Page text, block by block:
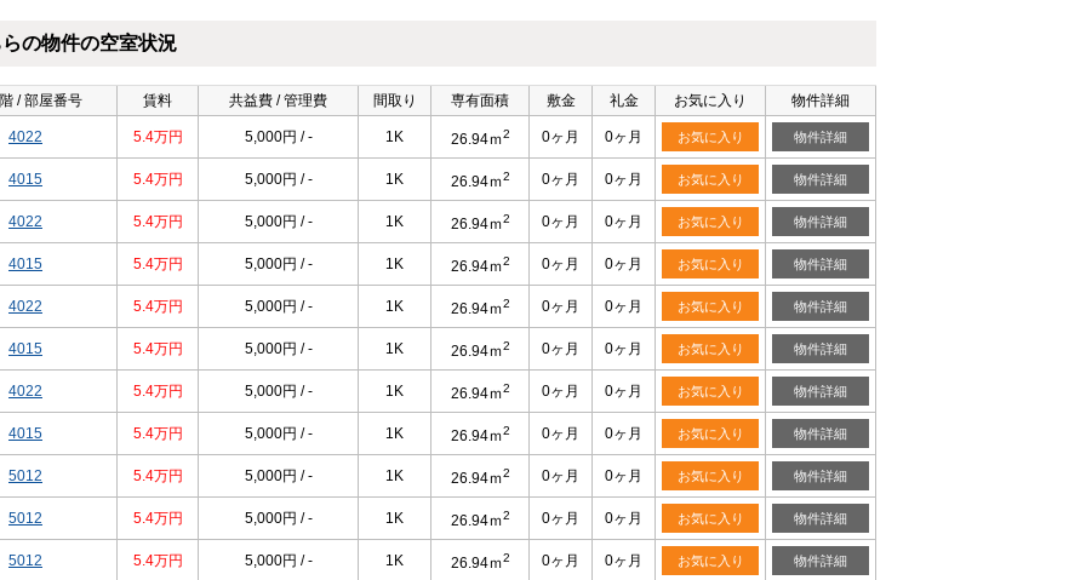
の物件の空室状況
/ 部屋番号 賃料 共益費 / 管理費 間取り 専有面積 敷金 礼金 お気に入り 物件詳細
4022 5.4万円 5,000円 / - 1K 26.94ｍ2 0ヶ月 0ヶ月 お気に入り 物件詳細
4015 5.4万円 5,000円 / - 1K 26.94ｍ2 0ヶ月 0ヶ月 お気に入り 物件詳細
4022 5.4万円 5,000円 / - 1K 26.94ｍ2 0ヶ月 0ヶ月 お気に入り 物件詳細
4015 5.4万円 5,000円 / - 1K 26.94ｍ2 0ヶ月 0ヶ月 お気に入り 物件詳細
4022 5.4万円 5,000円 / - 1K 26.94ｍ2 0ヶ月 0ヶ月 お気に入り 物件詳細
4015 5.4万円 5,000円 / - 1K 26.94ｍ2 0ヶ月 0ヶ月 お気に入り 物件詳細
4022 5.4万円 5,000円 / - 1K 26.94ｍ2 0ヶ月 0ヶ月 お気に入り 物件詳細
4015 5.4万円 5,000円 / - 1K 26.94ｍ2 0ヶ月 0ヶ月 お気に入り 物件詳細
5012 5.4万円 5,000円 / - 1K 26.94ｍ2 0ヶ月 0ヶ月 お気に入り 物件詳細
5012 5.4万円 5,000円 / - 1K 26.94ｍ2 0ヶ月 0ヶ月 お気に入り 物件詳細
5012 5.4万円 5,000円 / - 1K 26.94ｍ2 0ヶ月 0ヶ月 お気に入り 物件詳細